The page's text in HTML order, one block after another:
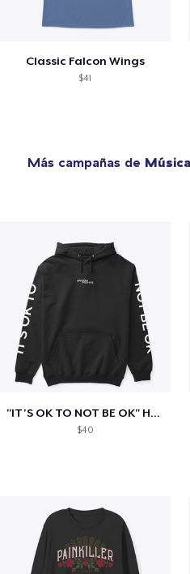
Classic Falcon Wings
$41
Más campañas de Música
"IT'S OK TO NOT BE OK" Hoodie (BP LOGO)
$40